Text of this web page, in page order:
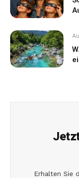
Erhalten Sie